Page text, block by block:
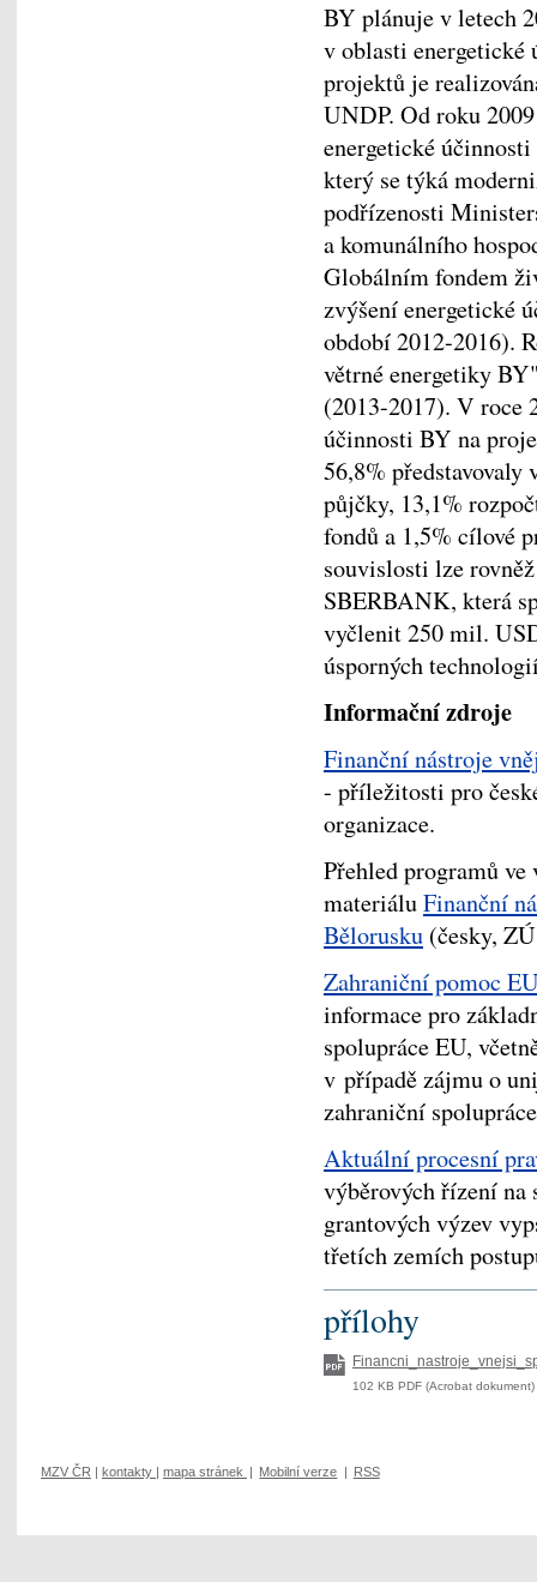
BY plánuje v letech
v oblasti energetické
projektů je
UNDP. Od roku
energetické
který se týká
podřízenosti
a komunálního
Globálním fondem
zvýšení energetické
období 2012-2016).
větrné energetiky
(2013-2017). V roce
účinnosti BY na
56,8%
půjčky, 13,1%
fondů a 1,5% cílové
souvislosti lze
SBERBANK, která
vyčlenit 250 mil.
úsporných
Informační zdroje
Finanční nástroje
- příležitosti pro
organizace.
Přehled programů
materiáluFinanční
Bělorusku (česky,
Zahraniční pomoc
informace pro
spolupráce EU,
v případě zájmu o
zahraniční
Aktuální procesní
výběrových řízení na
grantových výzev
třetích zemích
přílohy
102 KB PDF (Acrobat
MZV ČR kontakty mapa stránek Mobilní verze RSS